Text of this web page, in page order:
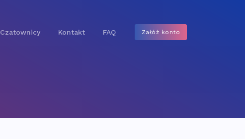
Czatownicy Kontakt FAQ Załóż konto